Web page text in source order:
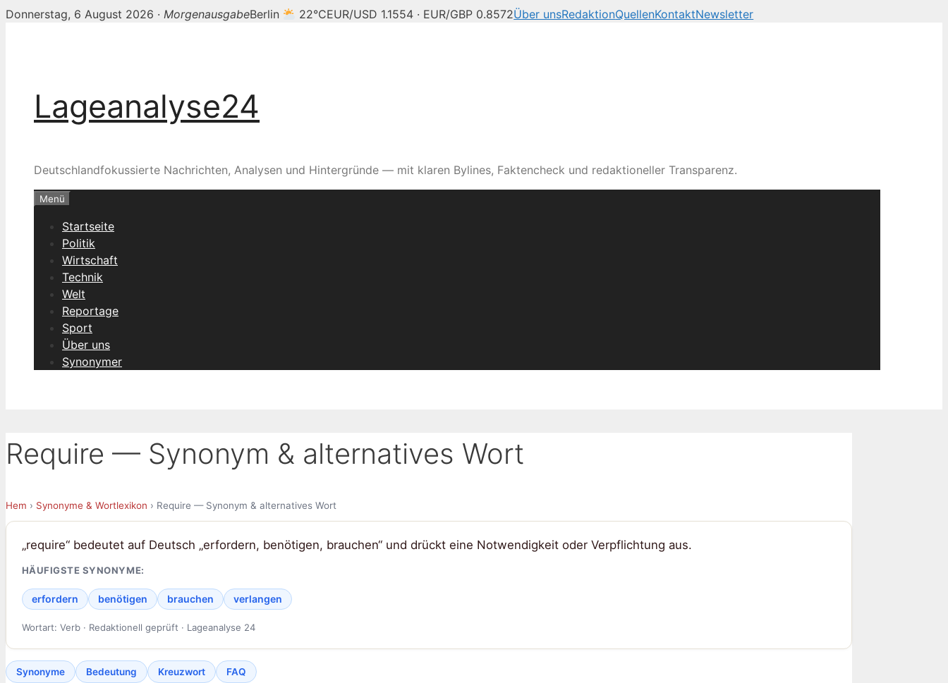
Donnerstag, 6 August 2026 · MorgenausgabeBerlin 22°CEUR/USD 1.1554 · EUR/GBP 0.8572Über unsRedaktionQuellenKontaktNewsletter
Lageanalyse24
Deutschlandfokussierte Nachrichten, Analysen und Hintergründe — mit klaren Bylines, Faktencheck und redaktioneller Transparenz.
Menü
Startseite
Politik
Wirtschaft
Technik
Welt
Reportage
Sport
Über uns
Synonymer
Require — Synonym & alternatives Wort
Hem › Synonyme & Wortlexikon › Require — Synonym & alternatives Wort
„require“ bedeutet auf Deutsch „erfordern, benötigen, brauchen“ und drückt eine Notwendigkeit oder Verpflichtung aus.
HÄUFIGSTE SYNONYME:
erfordern benötigen brauchen verlangen
Wortart: Verb · Redaktionell geprüft · Lageanalyse 24
Synonyme Bedeutung Kreuzwort FAQ